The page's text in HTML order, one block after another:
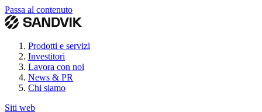
Passa al contenuto
Prodotti e servizi
Investitori
Lavora con noi
News & PR
Chi siamo
Siti web